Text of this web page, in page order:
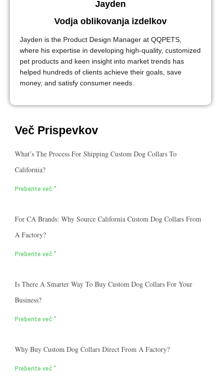
Jayden
Vodja oblikovanja izdelkov
Jayden is the Product Design Manager at QQPETS,
where his expertise in developing high-quality, customized
pet products and keen insight into market trends has
helped hundreds of clients achieve their goals, save
money, and satisfy consumer needs.
Več Prispevkov
What’s The Process For Shipping Custom Dog Collars To
California?
Preberite več "
For CA Brands: Why Source California Custom Dog Collars From
A Factory?
Preberite več "
Is There A Smarter Way To Buy Custom Dog Collars For Your
Business?
Preberite več "
Why Buy Custom Dog Collars Direct From A Factory?
Preberite več "